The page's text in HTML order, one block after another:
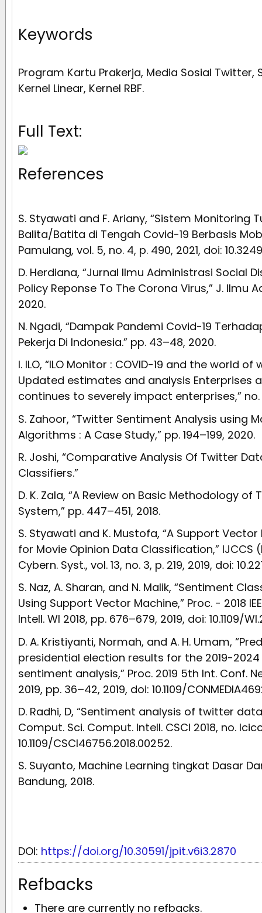
Keywords
Program Kartu Prakerja, Media Sosial Twitter,
Kernel Linear, Kernel RBF.
Full Text:
References
S. Styawati and F. Ariany, “Sistem Monitoring
Balita/Batita di Tengah Covid-19 Berbasis
Pamulang, vol. 5, no. 4, p. 490, 2021, doi:
D. Herdiana, “Jurnal Ilmu Administrasi Social
Policy Reponse To The Corona Virus,” J. Ilmu
2020.
N. Ngadi, “Dampak Pandemi Covid-19
Pekerja Di Indonesia.” pp. 43–48, 2020.
I. ILO, “ILO Monitor : COVID-19 and the world
Updated estimates and analysis Enterprises
continues to severely impact enterprises,” no.
S. Zahoor, “Twitter Sentiment Analysis using
Algorithms : A Case Study,” pp. 194–199, 2020.
R. Joshi, “Comparative Analysis Of Twitter
Classifiers.”
D. K. Zala, “A Review on Basic Methodology
System,” pp. 447–451, 2018.
S. Styawati and K. Mustofa, “A Support
for Movie Opinion Data Classification,” IJCCS
Cybern. Syst., vol. 13, no. 3, p. 219, 2019, doi:
S. Naz, A. Sharan, and N. Malik, “Sentiment
Using Support Vector Machine,” Proc. - 2018
Intell. WI 2018, pp. 676–679, 2019, doi: 10.1109/
D. A. Kristiyanti, Normah, and A. H. Umam,
presidential election results for the 2019-
sentiment analysis,” Proc. 2019 5th Int. Conf.
2019, pp. 36–42, 2019, doi: 10.1109/
D. Radhi, D, “Sentiment analysis of twitter
Comput. Sci. Comput. Intell. CSCI 2018, no.
10.1109/CSCI46756.2018.00252.
S. Suyanto, Machine Learning tingkat Dasar
Bandung, 2018.
DOI: https://doi.org/10.30591/jpit.v6i3.2870
Refbacks
There are currently no refbacks.